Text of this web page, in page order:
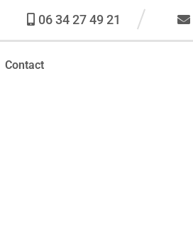
06 34 27 49 21
Contact